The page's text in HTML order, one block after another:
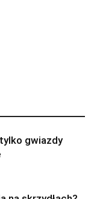
gwiazdy